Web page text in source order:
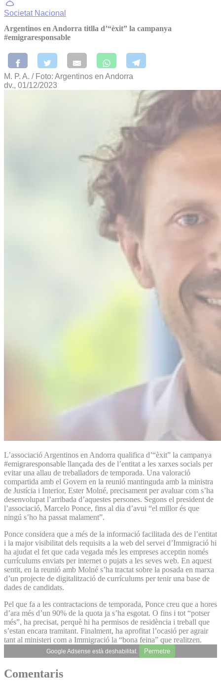
Societat Nacional
Argentinos en Andorra titlla d’“èxit” la campanya
#emigraresponsable
M. P. A. / Foto: Argentinos en Andorra
dv., 01/12/2023
L’associació Argentinos en Andorra qualifica d’“èxit” la campanya
#emigraresponsable llançada des de l’entitat a les xarxes socials per
evitar una allau de treballadors de temporada. Una valoració
compartida amb el Govern en la reunió mantinguda amb la ministra
de Justícia i Interior, Ester Molné, precisament per avaluar com s’ha
desenvolupat l’arribada d’aquestes persones. Segons el president de
l’associació, Marcelo Ponce, fins al dia d’avui “el millor és que
ningú s’ho ha passat malament”.
Ponce considera que a més de la informació facilitada des de l’entitat
i la major visibilitat dels requisits a la web del servei d’Immigració hi
ha ajudat el fet que cada vegada més les empreses acceptin només
currículums enviats per internet o pujats a les seves web. En aquest
sentit, en la reunió amb Molné s’ha tractat sobre la posada en marxa
d’un projecte de digitalització de currículums per tenir una base de
dades de candidats.
Pel que fa a les contractacions de temporada, Ponce creu que a hores
d’ara més d’un 90% de la quota ja s’ha esgotat. O fins i tot “potser
més”, ha precisat, perquè hi ha permisos de residència i treball que
s’estan encara tramitant. Finalment, ha aprofitat l’ocasió per agrair
tant al ministeri com a Immigració la “bona feina” que realitzen.
Google Adsense està deshabilitat. Permetre
Comentaris